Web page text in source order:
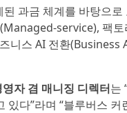
과금 체계를 바탕으
service), 팩
니스 AI 전환
자 겸 매니징 디렉터는
있다”라며 “블루버스